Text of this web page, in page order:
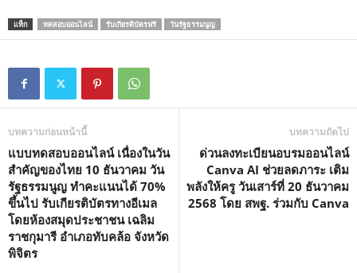
แท็ก ทดสอบออนไลน์ รับเกียรติบัตรฟรี วันรัฐธรรมนูญ
บทความก่อนหน้านี้
แบบทดสอบออนไลน์ เนื่องในวัน
สำคัญของไทย 10 ธันวาคม วัน
รัฐธรรมนูญ ทำคะแนนได้ 70%
ขึ้นไป รับเกียรติบัตรทางอีเมล
โดยห้องสมุดประชาชน เฉลิม
ราชกุมารี อำเภอทับคล้อ จังหวัด
พิจิตร
บทความถัดไป
ด่วนลงทะเบียนอบรมออนไลน์
Canva AI ช่วยลดภาระ เติม
พลังให้ครู วันเสาร์ที่ 20 ธันวาคม
2568 โดย สพฐ. ร่วมกับ Canva